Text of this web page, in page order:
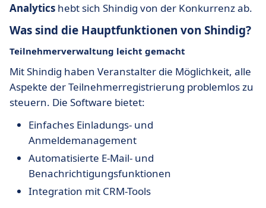
Analytics hebt sich Shindig von der Konkurrenz ab.
Was sind die Hauptfunktionen von Shindig?
Teilnehmerverwaltung leicht gemacht
Mit Shindig haben Veranstalter die Möglichkeit, alle
Aspekte der Teilnehmerregistrierung problemlos zu
steuern. Die Software bietet:
Einfaches Einladungs- und
Anmeldemanagement
Automatisierte E-Mail- und
Benachrichtigungsfunktionen
Integration mit CRM-Tools